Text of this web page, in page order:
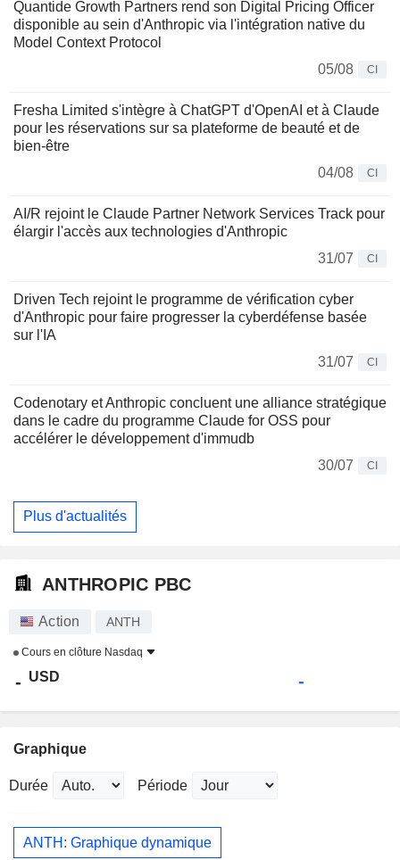
Quantide Growth Partners rend son Digital Pricing Officer
disponible au sein d'Anthropic via l'intégration native du
Model Context Protocol
05/08
CI
Fresha Limited s'intègre à ChatGPT d'OpenAI et à Claude
pour les réservations sur sa plateforme de beauté et de
bien-être
04/08
CI
AI/R rejoint le Claude Partner Network Services Track pour
élargir l'accès aux technologies d'Anthropic
31/07
CI
Driven Tech rejoint le programme de vérification cyber
d'Anthropic pour faire progresser la cyberdéfense basée
sur l'IA
31/07
CI
Codenotary et Anthropic concluent une alliance stratégique
dans le cadre du programme Claude for OSS pour
accélérer le développement d'immudb
30/07
CI
Plus d'actualités
ANTHROPIC PBC
Action ANTH
Cours en clôture Nasdaq
- USD -
Graphique
Durée Période
ANTH: Graphique dynamique